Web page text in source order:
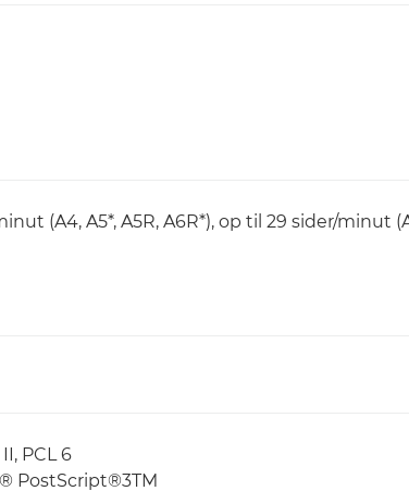
(A4, A5*, A5R, A6R*), op til 29 sider/minut
PCL 6
PostScript®3TM